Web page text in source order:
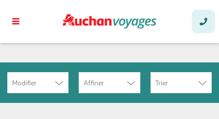
Modifier Affiner Trier